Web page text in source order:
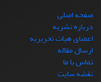
صفحه اصلی
درباره نشریه
اعضای هیات تحریریه
ارسال مقاله
تماس با ما
نقشه سایت